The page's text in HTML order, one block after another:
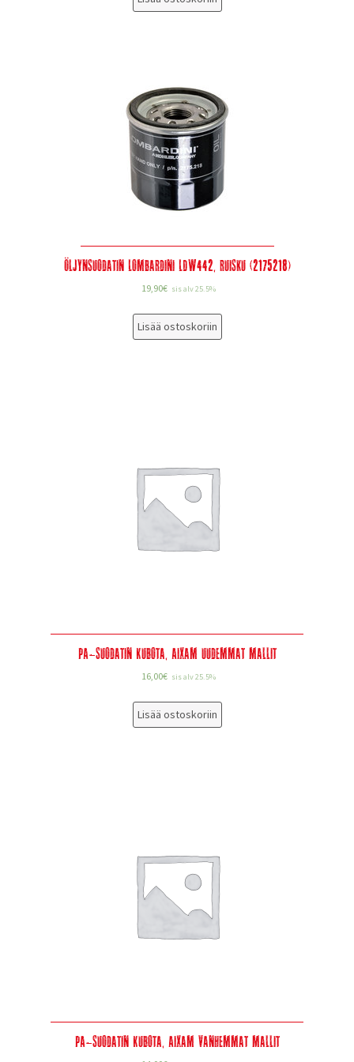
Öljynsuodatin Lombardini LDW442, ruisku (2175218)
19,90€ sis alv 25.5%
Lisää ostoskoriin
PA-suodatin Kubota, Aixam uudemmat mallit
16,00€ sis alv 25.5%
Lisää ostoskoriin
PA-suodatin Kubota, Aixam vanhemmat mallit